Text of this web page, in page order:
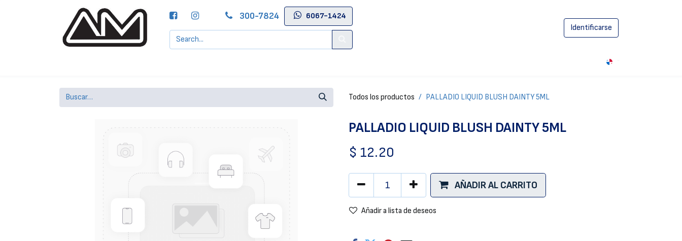
300-7824
6067-1424
Identificarse
Todos los productos PALLADIO LIQUID BLUSH DAINTY 5ML
PALLADIO LIQUID BLUSH DAINTY 5ML
$ 12.20
AÑADIR AL CARRITO
Añadir a lista de deseos